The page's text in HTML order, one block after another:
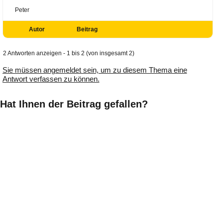
Peter
Autor Beitrag
2 Antworten anzeigen - 1 bis 2 (von insgesamt 2)
Sie müssen angemeldet sein, um zu diesem Thema eine
Antwort verfassen zu können.
Hat Ihnen der Beitrag gefallen?